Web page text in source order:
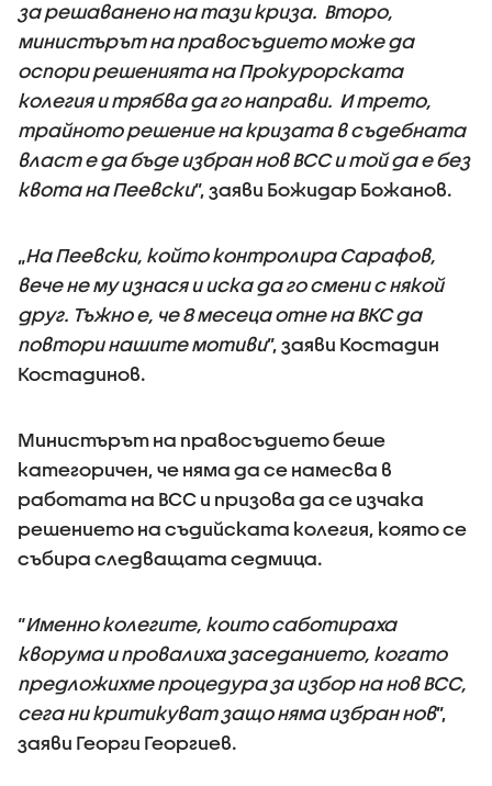
за решаванено на тази криза. Второ,
министърът на правосъдието може да
оспори решенията на Прокурорската
колегия и трябва да го направи. И трето,
трайното решение на кризата в съдебната
власт е да бъде избран нов ВСС и той да е без
квота на Пеевски”, заяви Божидар Божанов.
„На Пеевски, който контролира Сарафов,
вече не му изнася и иска да го смени с някой
друг. Тъжно е, че 8 месеца отне на ВКС да
повтори нашите мотиви”, заяви Костадин
Костадинов.
Министърът на правосъдието беше
категоричен, че няма да се намесва в
работата на ВСС и призова да се изчака
решението на съдийската колегия, която се
събира следващата седмица.
“Именно колегите, които саботираха
кворума и провалиха заседанието, когато
предложихме процедура за избор на нов ВСС,
сега ни критикуват защо няма избран нов”,
заяви Георги Георгиев.